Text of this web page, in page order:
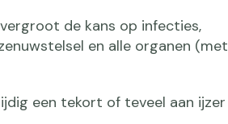
de kans op infecties,
en alle organen (met
een tekort of teveel aan ijzer